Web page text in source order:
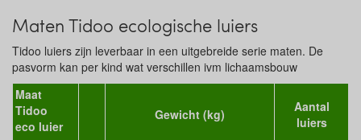
Maten Tidoo ecologische luiers
Tidoo luiers zijn leverbaar in een uitgebreide serie maten. De
pasvorm kan per kind wat verschillen ivm lichaamsbouw
Maat
Tidoo
eco luier
Gewicht (kg)
Aantal
luiers